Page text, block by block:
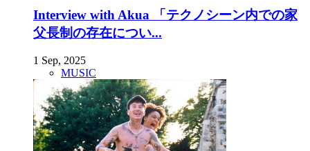
Interview with Akua 「テクノシーン内での家
父長制の存在につい...
1 Sep, 2025
MUSIC